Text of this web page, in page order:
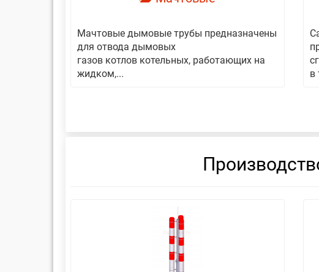
Мачтовые дымовые трубы предназначены
для отвода дымовых
газов котлов котельных, работающих на
жидком,...
в